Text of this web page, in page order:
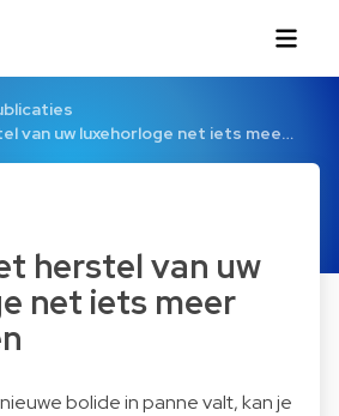
van uw luxehorloge net iets mee…
herstel van uw
net iets meer
bolide in panne valt, kan je